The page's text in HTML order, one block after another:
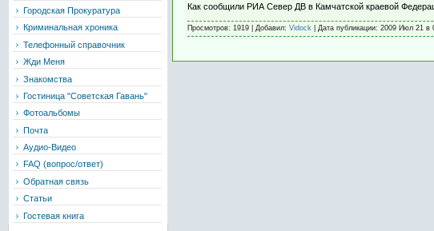
Городская Прокуратура
Криминальная хроника
Телефонный справочник
Жди Меня
Знакомства
Гостиница "Советская Гавань"
Фотоальбомы
Почта
Аудио-Видео
FAQ (вопрос/ответ)
Обратная связь
Статьи
Гостевая книга
Как сообщили РИА Север ДВ в Камчатской краевой
Просмотров: 1919 | Добавил: Vidock | Дата публикации: 2009 Июл 21 в